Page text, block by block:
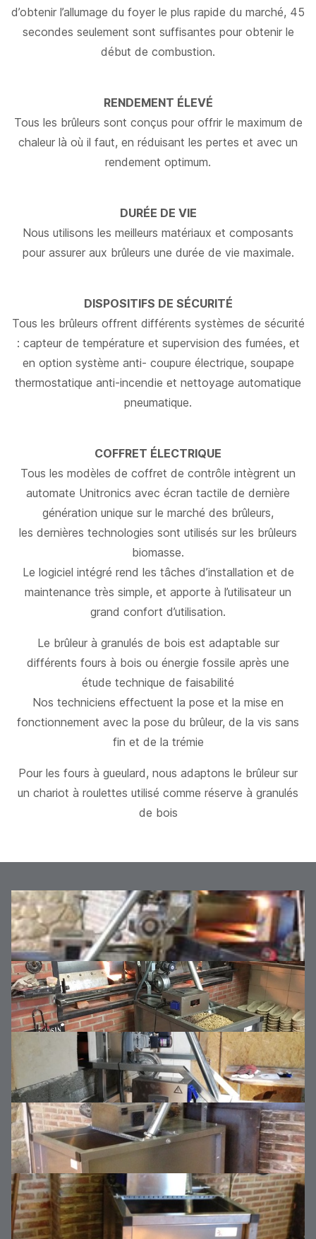
d’obtenir l’allumage du foyer le plus rapide du marché, 45
secondes seulement sont suffisantes pour obtenir le
début de combustion.
RENDEMENT ÉLEVÉ
Tous les brûleurs sont conçus pour offrir le maximum de
chaleur là où il faut, en réduisant les pertes et avec un
rendement optimum.
DURÉE DE VIE
Nous utilisons les meilleurs matériaux et composants
pour assurer aux brûleurs une durée de vie maximale.
DISPOSITIFS DE SÉCURITÉ
Tous les brûleurs offrent différents systèmes de sécurité
: capteur de température et supervision des fumées, et
en option système anti- coupure électrique, soupape
thermostatique anti-incendie et nettoyage automatique
pneumatique.
COFFRET ÉLECTRIQUE
Tous les modèles de coffret de contrôle intègrent un
automate Unitronics avec écran tactile de dernière
génération unique sur le marché des brûleurs,
les dernières technologies sont utilisés sur les brûleurs
biomasse.
Le logiciel intégré rend les tâches d’installation et de
maintenance très simple, et apporte à l’utilisateur un
grand confort d’utilisation.
Le brûleur à granulés de bois est adaptable sur
différents fours à bois ou énergie fossile après une
étude technique de faisabilité
Nos techniciens effectuent la pose et la mise en
fonctionnement avec la pose du brûleur, de la vis sans
fin et de la trémie
Pour les fours à gueulard, nous adaptons le brûleur sur
un chariot à roulettes utilisé comme réserve à granulés
de bois